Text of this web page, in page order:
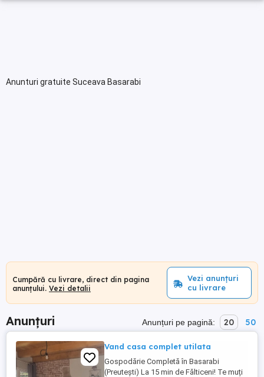
Anunturi gratuite Suceava Basarabi
Cumpără cu livrare, direct din pagina
anunțului. Vezi detalii
Vezi anunțuri
cu livrare
Anunțuri Anunțuri pe pagină: 20 50
Vand casa complet utilata
Gospodărie Completă în Basarabi
(Preutești) La 15 min de Fălticeni! Te muți